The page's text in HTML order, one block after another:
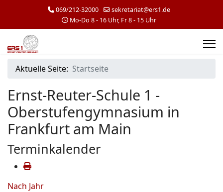
069/212-32000
sekretariat@ers1.de
Mo-Do 8 - 16 Uhr, Fr 8 - 15 Uhr
Aktuelle Seite: Startseite
Ernst-Reuter-Schule 1 -
Oberstufengymnasium in
Frankfurt am Main
Terminkalender
Nach Jahr